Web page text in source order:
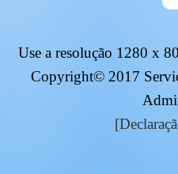
Use a resolução 1280 x
Copyright© 2017